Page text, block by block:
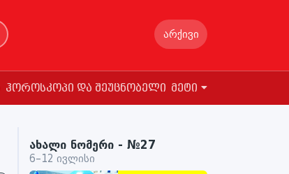
არქივი
ჰოროსკოპი და შეუცნობელი მეტი
ახალი ნომერი - №27
6–12 ივლისი